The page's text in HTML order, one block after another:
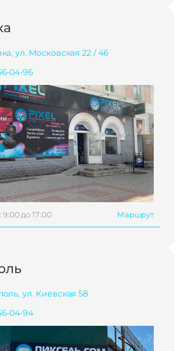
ул. Московская 22 / 46
04-96
до 17:00 Маршрут
ул. Киевская 58
04-94